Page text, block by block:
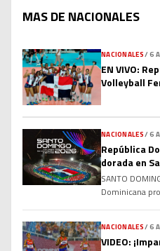
MAS DE NACIONALES
NACIONALES/6
EN VIVO:
Volleyball
NACIONALES/6
República
dorada en
atletismo,
delegación
SANTO
Dominicana
múltiples
que
NACIONALES/6
VIDEO: